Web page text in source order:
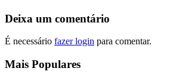
Deixa um comentário
É necessário fazer login para comentar.
Mais Populares